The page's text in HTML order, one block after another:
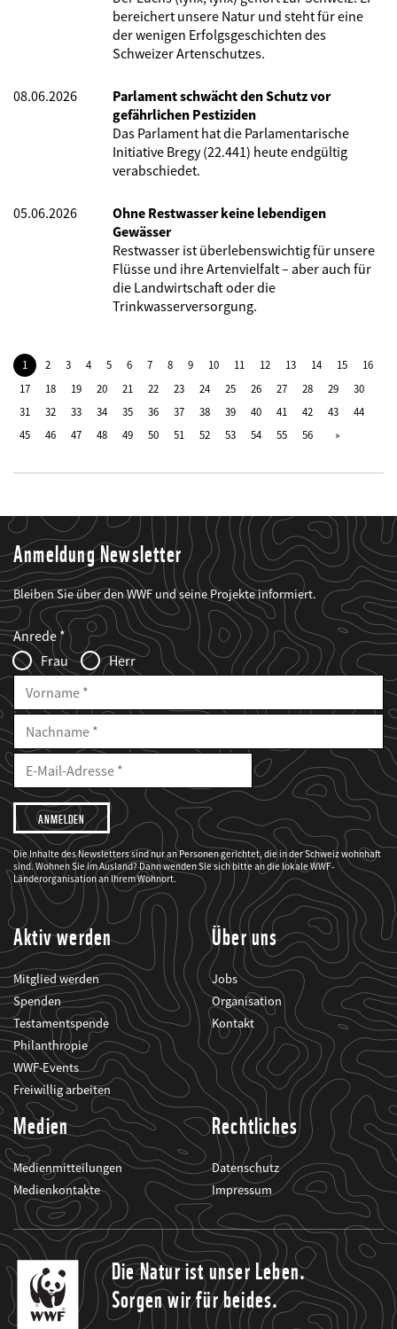
bereichert unsere Natur und steht für eine
der wenigen Erfolgsgeschichten des
Schweizer Artenschutzes.
08.06.2026
Parlament schwächt den Schutz vor
gefährlichen Pestiziden
Das Parlament hat die Parlamentarische
Initiative Bregy (22.441) heute endgültig
verabschiedet.
05.06.2026
Ohne Restwasser keine lebendigen
Gewässer
Restwasser ist überlebenswichtig für unsere
Flüsse und ihre Artenvielfalt – aber auch für
die Landwirtschaft oder die
Trinkwasserversorgung.
1 2 3 4 5 6 7 8 9 10 11 12 13 14 15
16
17
18 19 20 21 22 23 24 25 26 27 28 29
30
31
32 33 34 35 36 37 38 39 40 41 42 43
44
45
46 47 48 49 50 51 52 53 54 55 56
Anmeldung Newsletter
Bleiben Sie über den WWF und seine Projekte informiert.
Web2Case
Infofelder
Fieldset
anrede_name
Anrede
Frau
Herr
Vorname
Nachname
E-
Mailadresse
E-
Adresse
Ich
möchte,
dass
der
WWF
mich
über
seine
Projekte
informiert.
Die Inhalte des Newsletters sind nur an Personen gerichtet, die in der Schweiz wohnhaft
sind. Wohnen Sie im Ausland? Dann wenden Sie sich bitte an die lokale WWF-
Länderorganisation an Ihrem Wohnort.
Aktiv werden
Mitglied werden
Spenden
Testamentspende
Philanthropie
WWF-Events
Freiwillig arbeiten
Über uns
Jobs
Organisation
Kontakt
Medien
Medienmitteilungen
Medienkontakte
Rechtliches
Datenschutz
Impressum
Die Natur ist unser Leben.
Sorgen wir für beides.